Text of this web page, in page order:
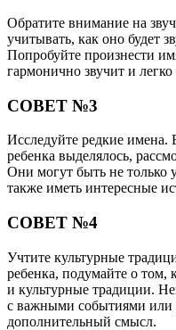
Обратите внимание на
учитывать, как оно будет
Попробуйте произнести
гармонично звучит и легко
СОВЕТ №3
Исследуйте редкие
ребенка выделялось,
Они могут быть не
также иметь интересные
СОВЕТ №4
Учтите культурные
ребенка, подумайте о том,
и культурные традиции.
с важными событиями или
дополнительный смысл.